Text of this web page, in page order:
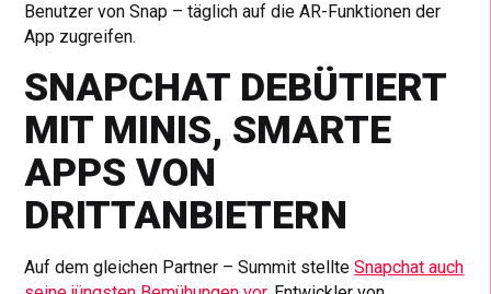
Benutzer von Snap – täglich auf die AR-Funktionen der
App zugreifen.
SNAPCHAT DEBÜTIERT
MIT MINIS, SMARTE
APPS VON
DRITTANBIETERN
Auf dem gleichen Partner – Summit stellteSnapchat auch